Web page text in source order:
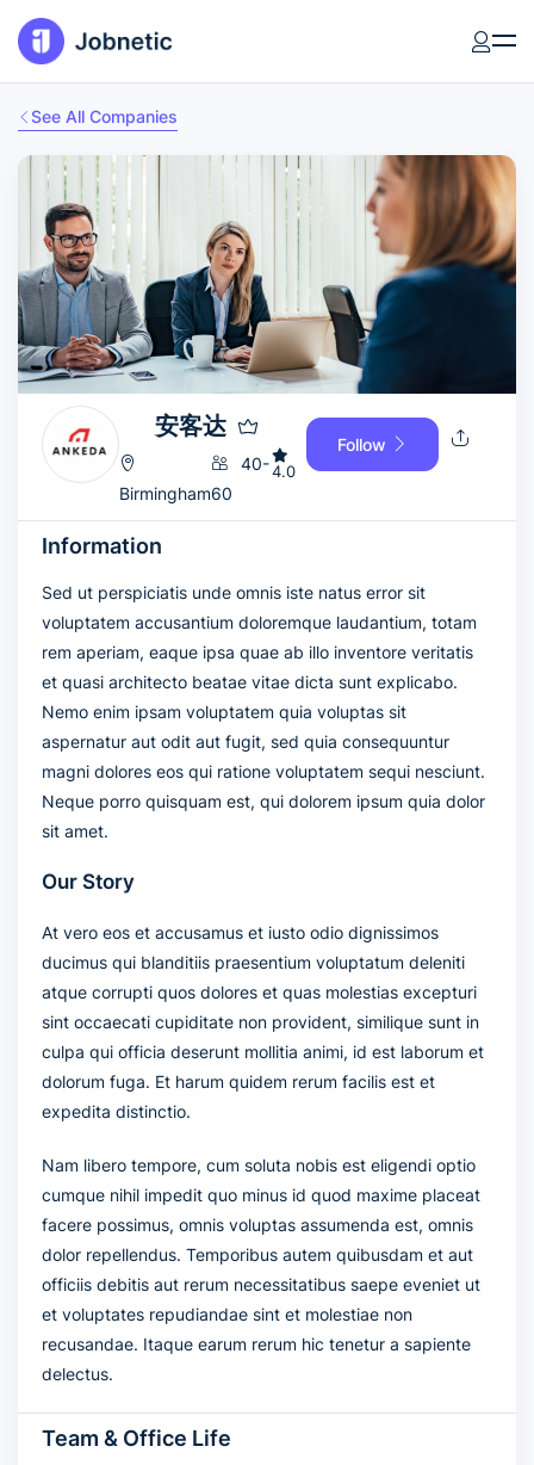
See All Companies
安客达
Birmingham
40-
60
4.0
Follow
Information
Sed ut perspiciatis unde omnis iste natus error sit
voluptatem accusantium doloremque laudantium, totam
rem aperiam, eaque ipsa quae ab illo inventore veritatis
et quasi architecto beatae vitae dicta sunt explicabo.
Nemo enim ipsam voluptatem quia voluptas sit
aspernatur aut odit aut fugit, sed quia consequuntur
magni dolores eos qui ratione voluptatem sequi nesciunt.
Neque porro quisquam est, qui dolorem ipsum quia dolor
sit amet.
Our Story
At vero eos et accusamus et iusto odio dignissimos
ducimus qui blanditiis praesentium voluptatum deleniti
atque corrupti quos dolores et quas molestias excepturi
sint occaecati cupiditate non provident, similique sunt in
culpa qui officia deserunt mollitia animi, id est laborum et
dolorum fuga. Et harum quidem rerum facilis est et
expedita distinctio.
Nam libero tempore, cum soluta nobis est eligendi optio
cumque nihil impedit quo minus id quod maxime placeat
facere possimus, omnis voluptas assumenda est, omnis
dolor repellendus. Temporibus autem quibusdam et aut
officiis debitis aut rerum necessitatibus saepe eveniet ut
et voluptates repudiandae sint et molestiae non
recusandae. Itaque earum rerum hic tenetur a sapiente
delectus.
Team & Office Life